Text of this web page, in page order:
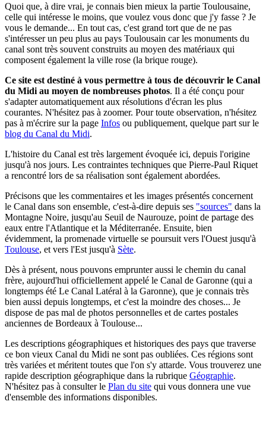
Quoi que, à dire vrai, je connais bien mieux la partie Toulousaine,
celle qui intéresse le moins, que voulez vous donc que j'y fasse ? Je
vous le demande... En tout cas, c'est grand tort que de ne pas
s'intéresser un peu plus au pays Toulousain car les monuments du
canal sont très souvent construits au moyen des matériaux qui
composent également la ville rose (la brique rouge).
Ce site est destiné à vous permettre à tous de découvrir le Canal
du Midi au moyen de nombreuses photos. Il a été conçu pour
s'adapter automatiquement aux résolutions d'écran les plus
courantes. N'hésitez pas à zoomer. Pour toute observation, n'hésitez
pas à m'écrire sur la page Infos ou publiquement, quelque part sur le
blog du Canal du Midi.
L'histoire du Canal est très largement évoquée ici, depuis l'origine
jusqu'à nos jours. Les contraintes techniques que Pierre-Paul Riquet
a rencontré lors de sa réalisation sont également abordées.
Précisons que les commentaires et les images présentés concernent
le Canal dans son ensemble, c'est-à-dire depuis ses "sources" dans la
Montagne Noire, jusqu'au Seuil de Naurouze, point de partage des
eaux entre l'Atlantique et la Méditerranée. Ensuite, bien
évidemment, la promenade virtuelle se poursuit vers l'Ouest jusqu'à
Toulouse, et vers l'Est jusqu'à Sète.
Dès à présent, nous pouvons emprunter aussi le chemin du canal
frère, aujourd'hui officiellement appelé le Canal de Garonne (qui a
longtemps été Le Canal Latéral à la Garonne), que je connais très
bien aussi depuis longtemps, et c'est la moindre des choses... Je
dispose de pas mal de photos personnelles et de cartes postales
anciennes de Bordeaux à Toulouse...
Les descriptions géographiques et historiques des pays que traverse
ce bon vieux Canal du Midi ne sont pas oubliées. Ces régions sont
très variées et méritent toutes que l'on s'y attarde. Vous trouverez une
rapide description géographique dans la rubrique Géographie.
N'hésitez pas à consulter le Plan du site qui vous donnera une vue
d'ensemble des informations disponibles.